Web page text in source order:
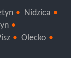
Nidzica
Olecko